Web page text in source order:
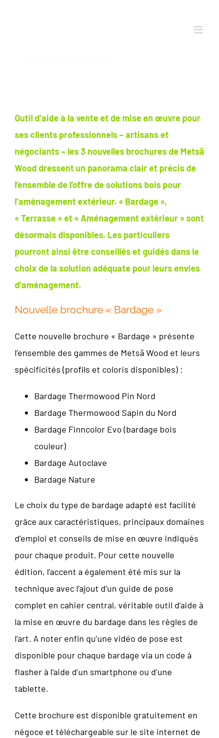
Outil d’aide à la vente et de mise en œuvre pour
ses clients professionnels – artisans et
négociants – les 3 nouvelles brochures de Metsä
Wood dressent un panorama clair et précis de
l’ensemble de l’offre de solutions bois pour
l’aménagement extérieur. « Bardage »,
« Terrasse » et « Aménagement extérieur » sont
désormais disponibles. Les particuliers
pourront ainsi être conseillés et guidés dans le
choix de la solution adéquate pour leurs envies
d’aménagement.
Nouvelle brochure « Bardage »
Cette nouvelle brochure « Bardage » présente
l’ensemble des gammes de Metsä Wood et leurs
spécificités (profils et coloris disponibles) :
Bardage Thermowood Pin Nord
Bardage Thermowood Sapin du Nord
Bardage Finncolor Evo (bardage bois
couleur)
Bardage Autoclave
Bardage Nature
Le choix du type de bardage adapté est facilité
grâce aux caractéristiques, principaux domaines
d’emploi et conseils de mise en œuvre indiqués
pour chaque produit. Pour cette nouvelle
édition, l’accent a également été mis sur la
technique avec l’ajout d’un guide de pose
complet en cahier central, véritable outil d’aide à
la mise en œuvre du bardage dans les règles de
l’art. A noter enfin qu’une vidéo de pose est
disponible pour chaque bardage via un code à
flasher à l’aide d’un smartphone ou d’une
tablette.
Cette brochure est disponible gratuitement en
négoce et téléchargeable sur le site internet de